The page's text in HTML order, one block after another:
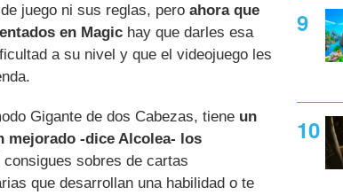
juego ni sus reglas, pero ahora que
en Magic hay que darles esa
a su nivel y que el videojuego les
Gigante de dos Cabezas, tiene un
mejorado -dice Alcolea- los
sobres de cartas
que desarrollan una habilidad o te